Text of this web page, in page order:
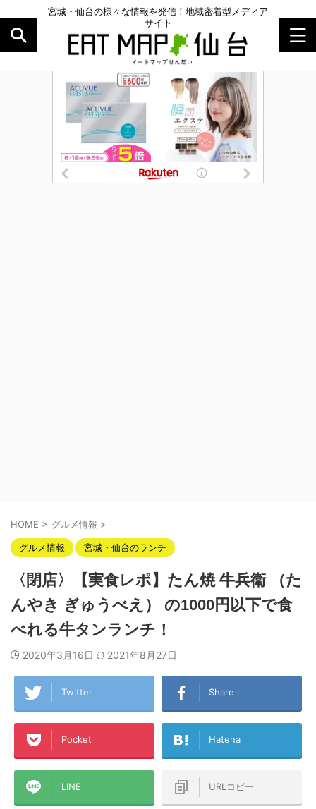
宮城・仙台の様々な情報を発信！地域密着型メディア
サイト
HOME > グルメ情報 >
グルメ情報 宮城・仙台のランチ
〈閉店〉【実食レポ】たん焼 牛兵衛 （た
んやき ぎゅうべえ） の1000円以下で食
べれる牛タンランチ！
2020年3月16日 2021年8月27日
Twitter Share
Pocket Hatena
LINE URLコピー